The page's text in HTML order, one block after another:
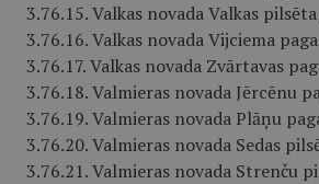
3.76.15. Valkas novada Valkas
3.76.16. Valkas novada Vijciema
3.76.17. Valkas novada Zvārtavas
3.76.18. Valmieras novada Jērcēnu
3.76.19. Valmieras novada Plāņu
3.76.20. Valmieras novada Sedas
3.76.21. Valmieras novada Strenču